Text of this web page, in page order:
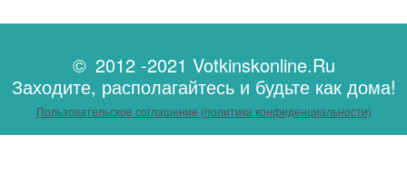
© 2012 -2021 Votkinskonline.Ru
Заходите, располагайтесь и будьте как дома!
Пользовательское соглашение (политика конфиденциальности)